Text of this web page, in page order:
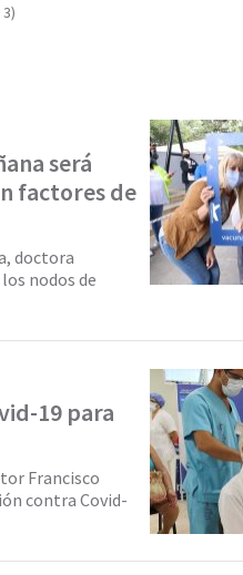
será
factores de
doctora
nodos de
19 para
Francisco
contra Covid-